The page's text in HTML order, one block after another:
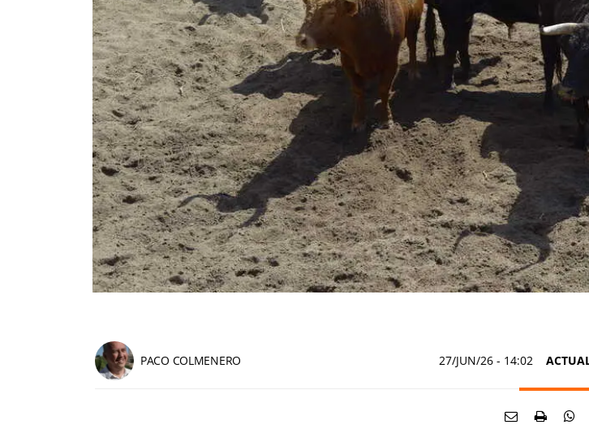
PACO COLMENERO 27/JUN/26 - 14:02